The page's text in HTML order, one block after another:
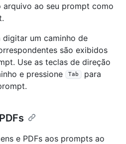
ao seu prompt como
digitar um caminho de
são exibidos
Use as teclas de direção
e pressione
Tab
para
e PDFs aos prompts ao